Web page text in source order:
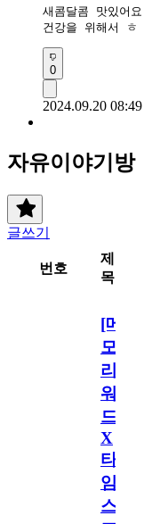
새콤달콤 맛있어요
건강을 위해서 ㅎ
0
2024.09.20 08:49
자유이야기방
글쓰기
번호
제
목
[메
모
리
워
드
X
타
임
스